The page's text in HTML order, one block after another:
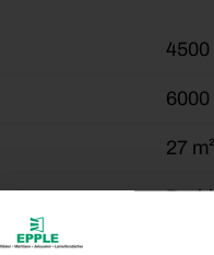
4500
6000
27 m²